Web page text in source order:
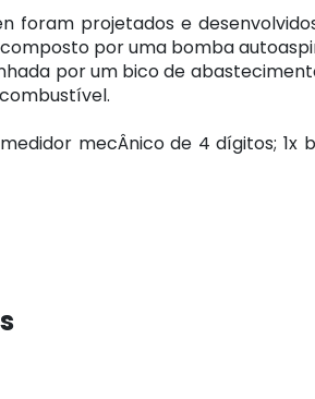
foram projetados e
por uma bomba
por um bico de
medidor mecÂnico de 4 dígitos;